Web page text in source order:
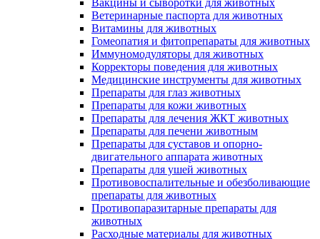
Вакцины и сыворотки для животных
Ветеринарные паспорта для животных
Витамины для животных
Гомеопатия и фитопрепараты для животных
Иммуномодуляторы для животных
Корректоры поведения для животных
Медицинские инструменты для животных
Препараты для глаз животных
Препараты для кожи животных
Препараты для лечения ЖКТ животных
Препараты для печени животным
Препараты для суставов и опорно-
двигательного аппарата животных
Препараты для ушей животных
Противовоспалительные и обезболивающие
препараты для животных
Противопаразитарные препараты для
животных
Расходные материалы для животных